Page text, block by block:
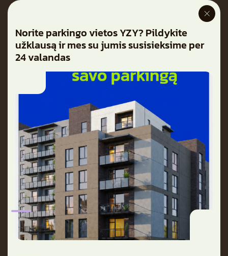
Parkingas
Apie projektą
Galerija
Naujienos
Atvirų durų dienos
Kontaktai
+370 682 11050
Norite parkingo vietos YZY? Pildykite
užklausą ir mes su jumis susisieksime per
24 valandas